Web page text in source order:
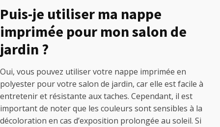
Puis-je utiliser ma nappe
imprimée pour mon salon de
jardin ?
Oui, vous pouvez utiliser votre nappe imprimée en
polyester pour votre salon de jardin, car elle est facile à
entretenir et résistante aux taches. Cependant, il est
important de noter que les couleurs sont sensibles à la
décoloration en cas d’exposition prolongée au soleil. Si